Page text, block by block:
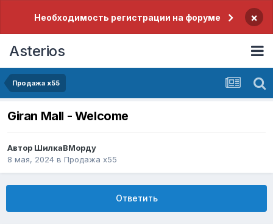
Необходимость регистрации на форуме ×
Asterios
Продажа x55
Giran Mall - Welcome
Автор ШилкаВМорду
8 мая, 2024 в Продажа x55
Ответить